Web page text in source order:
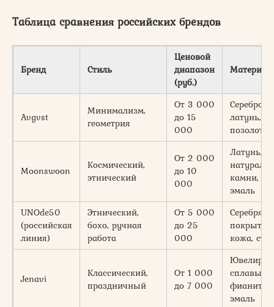
Таблица сравнения российских брендов
Бренд Стиль
Ценовой
диапазон
(руб.)
Avgvst
Минимализм,
геометрия
От 3 000
до 15
000
Серебро,
латунь,
позолота
Moonswoon
Космический,
этнический
От 2 000
до 10
000
Латунь,
камни,
эмаль
UNOde50
(российская
линия)
Этнический,
бохо, ручная
работа
От 5 000
до 25
000
покрытие,
кожа,
Jenavi
Классический,
праздничный
От 1 000
до 7 000
сплавы,
фианиты,
эмаль